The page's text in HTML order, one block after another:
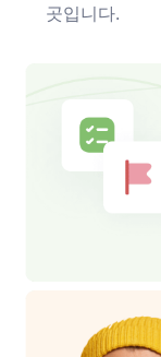
곳입니다.